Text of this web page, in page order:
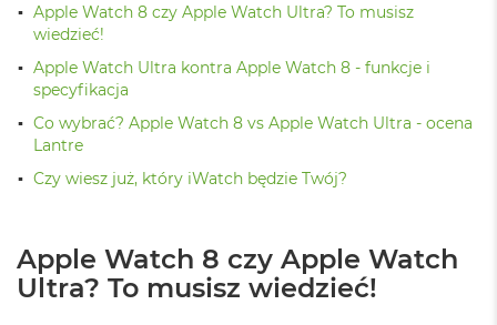
y
t
u
s
o
w
ż
y
M
Apple Watch 8 czy Apple Watch Ultra? To musisz
wiedzieć!
Apple Watch Ultra kontra Apple Watch 8 - funkcje i
specyfikacja
Co wybrać? Apple Watch 8 vs Apple Watch Ultra - ocena
Lantre
Czy wiesz już, który iWatch będzie Twój?
Apple Watch 8 czy Apple Watch
Ultra? To musisz wiedzieć!